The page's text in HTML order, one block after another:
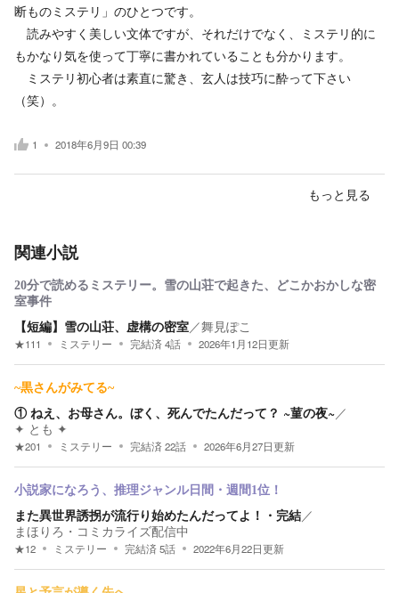
断ものミステリ」のひとつです。
読みやすく美しい文体ですが、それだけでなく、ミステリ的に
もかなり気を使って丁寧に書かれていることも分かります。
ミステリ初心者は素直に驚き、玄人は技巧に酔って下さい
（笑）。
1 2018年6月9日 00:39
もっと見る
関連小説
20分で読めるミステリー。雪の山荘で起きた、どこかおかしな密
室事件
【短編】雪の山荘、虚構の密室／舞見ぽこ
★111 ミステリー 完結済4話 2026年1月12日更新
~黒さんがみてる~
① ねえ、お母さん。ぼく、死んでたんだって？ ~菫の夜~／
✦ とも ✦
★201 ミステリー 完結済22話 2026年6月27日更新
小説家になろう、推理ジャンル日間・週間1位！
また異世界誘拐が流行り始めたんだってよ！・完結／
まほりろ・コミカライズ配信中
★12 ミステリー 完結済5話 2022年6月22日更新